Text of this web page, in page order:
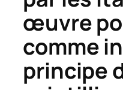
œuvre
comme
principe